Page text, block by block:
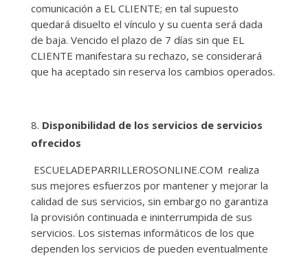
comunicación a EL CLIENTE; en tal supuesto
quedará disuelto el vínculo y su cuenta será dada
de baja. Vencido el plazo de 7 días sin que EL
CLIENTE manifestara su rechazo, se considerará
que ha aceptado sin reserva los cambios operados.
Disponibilidad de los servicios de servicios
ofrecidos
ESCUELADEPARRILLEROSONLINE.COM realiza
sus mejores esfuerzos por mantener y mejorar la
calidad de sus servicios, sin embargo no garantiza
la provisión continuada e ininterrumpida de sus
servicios. Los sistemas informáticos de los que
dependen los servicios de pueden eventualmente